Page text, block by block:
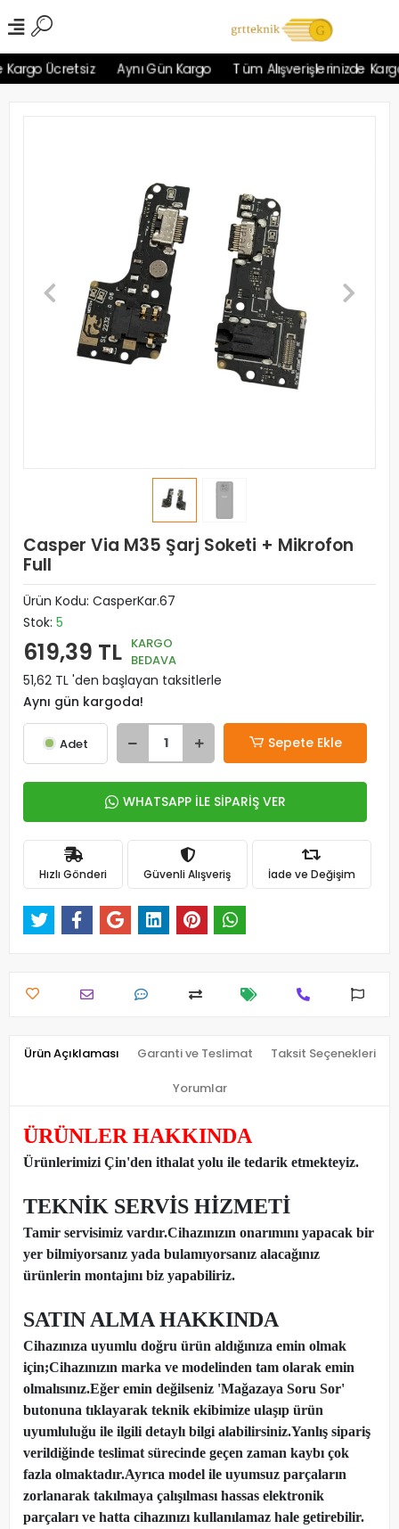
Ücretsiz Aynı Gün Kargo Tüm Alışverişlerinizde
Casper Via M35 Şarj Soketi + Mikrofon
Full
Ürün Kodu: CasperKar.67
Stok: 5
619,39 TL KARGO
BEDAVA
51,62 TL 'den başlayan taksitlerle
Aynı gün kargoda!
Adet Sepete Ekle
WHATSAPP İLE SİPARİŞ VER
Hızlı Gönderi Güvenli Alışveriş İade ve Değişim
Ürün Açıklaması Garanti ve Teslimat Taksit Seçenekleri
Yorumlar
ÜRÜNLER HAKKINDA
Ürünlerimizi Çin'den ithalat yolu ile tedarik etmekteyiz.
TEKNİK SERVİS HİZMETİ
Tamir servisimiz vardır.Cihazınızın onarımını yapacak bir
yer bilmiyorsanız yada bulamıyorsanız alacağınız
ürünlerin montajını biz yapabiliriz.
SATIN ALMA HAKKINDA
Cihazınıza uyumlu doğru ürün aldığınıza emin olmak
için;Cihazınızın marka ve modelinden tam olarak emin
olmalısınız.Eğer emin değilseniz 'Mağazaya Soru Sor'
butonuna tıklayarak teknik ekibimize ulaşıp ürün
uyumluluğu ile ilgili detaylı bilgi alabilirsiniz.Yanlış sipariş
verildiğinde teslimat sürecinde geçen zaman kaybı çok
fazla olmaktadır.Ayrıca model ile uyumsuz parçaların
zorlanarak takılmaya çalışılması hassas elektronik
parçaları ve hatta cihazınızı kullanılamaz hale getirebilir.